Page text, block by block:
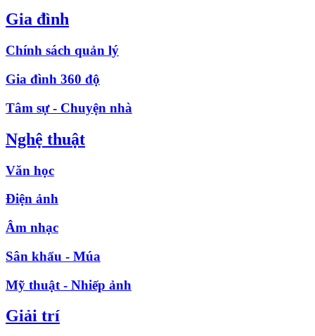
Gia đình
Chính sách quản lý
Gia đình 360 độ
Tâm sự - Chuyện nhà
Nghệ thuật
Văn học
Điện ảnh
Âm nhạc
Sân khấu - Múa
Mỹ thuật - Nhiếp ảnh
Giải trí